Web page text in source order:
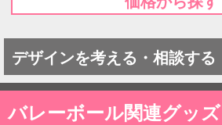
デザインを考える・相談する
バレーボール関連グッズ